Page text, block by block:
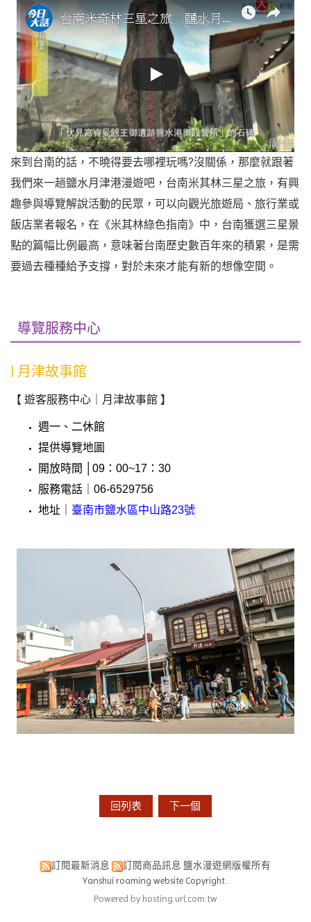
來到台南的話，不曉得要去哪裡玩嗎?沒關係，那麼就跟著
我們來一趟鹽水月津港漫遊吧，台南米其林三星之旅，有興
趣參與導覽解說活動的民眾，可以向觀光旅遊局、旅行業或
飯店業者報名，在《米其林綠色指南》中，台南獲選三星景
點的篇幅比例最高，意味著台南歷史數百年來的積累，是需
要過去種種給予支撐，對於未來才能有新的想像空間。
導覽服務中心
| 月津故事館
【 遊客服務中心｜月津故事館 】
週一、二休館
提供導覽地圖
開放時間 │09：00~17：30
服務電話｜06-6529756
地址｜ 臺南市鹽水區中山路23號
回列表 下一個
訂閱最新消息 訂閱商品訊息 鹽水漫遊網版權所有
Yanshui roaming website Copyright .
Powered by hosting.url.com.tw